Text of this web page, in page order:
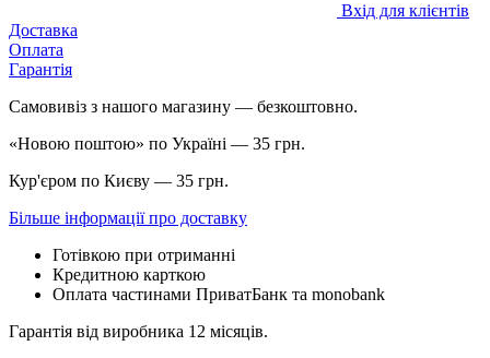
Вхід для клієнтів
Доставка
Оплата
Гарантія
Самовивіз з нашого магазину — безкоштовно.
«Новою поштою» по Україні — 35 грн.
Кур'єром по Києву — 35 грн.
Більше інформації про доставку
Готівкою при отриманні
Кредитною карткою
Оплата частинами ПриватБанк та monobank
Гарантія від виробника 12 місяців.